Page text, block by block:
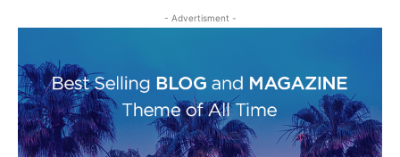
- Advertisment -